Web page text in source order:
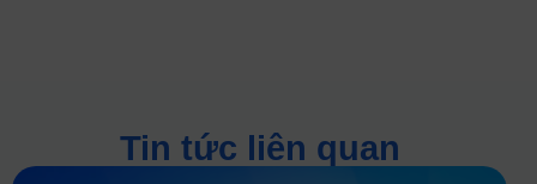
Tin tức liên quan